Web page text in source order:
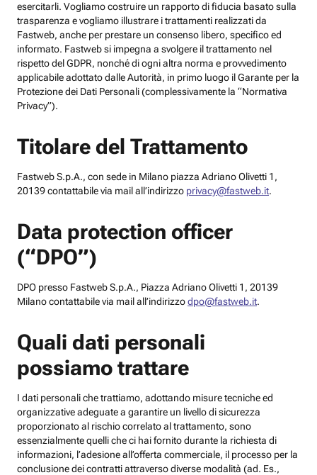
esercitarli. Vogliamo costruire un rapporto di fiducia basato sulla
trasparenza e vogliamo illustrare i trattamenti realizzati da
Fastweb, anche per prestare un consenso libero, specifico ed
informato. Fastweb si impegna a svolgere il trattamento nel
rispetto del GDPR, nonché di ogni altra norma e provvedimento
applicabile adottato dalle Autorità, in primo luogo il Garante per la
Protezione dei Dati Personali (complessivamente la “Normativa
Privacy”).
Titolare del Trattamento
Fastweb S.p.A., con sede in Milano piazza Adriano Olivetti 1,
20139 contattabile via mail all’indirizzo privacy@fastweb.it.
Data protection officer
(“DPO”)
DPO presso Fastweb S.p.A., Piazza Adriano Olivetti 1, 20139
Milano contattabile via mail all’indirizzodpo@fastweb.it.
Quali dati personali
possiamo trattare
I dati personali che trattiamo, adottando misure tecniche ed
organizzative adeguate a garantire un livello di sicurezza
proporzionato al rischio correlato al trattamento, sono
essenzialmente quelli che ci hai fornito durante la richiesta di
informazioni, l’adesione all’offerta commerciale, il processo per la
conclusione dei contratti attraverso diverse modalità (ad. Es.,